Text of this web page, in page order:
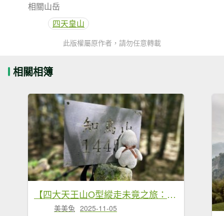
相關山岳
四天皇山
此版權屬原作者，請勿任意轉載
相關相簿
【四大天王山O型縱走未竟之旅：封山中的靜謐與省思】解鎖嘉義竹崎四大天王山、知鳥山。
美美兔 2025-11-05